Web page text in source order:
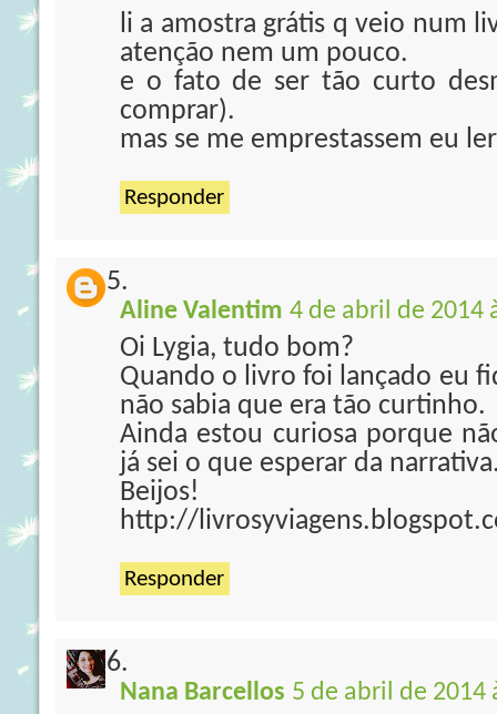
li a amostra grátis q veio num
atenção nem um pouco.
e o fato de ser tão curto
comprar).
mas se me emprestassem eu
Responder
Aline Valentim 4 de abril de 2014
Oi Lygia, tudo bom?
Quando o livro foi lançado eu
não sabia que era tão curtinho.
Ainda estou curiosa porque
já sei o que esperar da
Beijos!
http://
Responder
Nana Barcellos 5 de abril de 2014